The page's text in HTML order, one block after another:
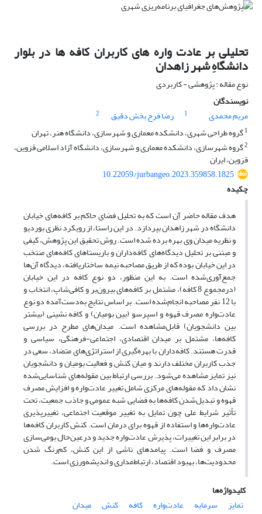
تحلیلی بر عادت واره های کاربران کافه ها در بلوار
دانشگاهِ شهر زاهدان
نوع مقاله : پژوهشی - کاربردی
نویسندگان
مریم محمدی
1 رضا فرح بخش دقیق
2
1گروه طراحی شهری، دانشکده معماری و شهرسازی، دانشگاه هنر، تهران
2گروه شهرسازی، دانشکده معماری و شهرسازی، دانشگاه آزاد اسلامی قزوین،
قزوین، ایران
10.22059/jurbangeo.2023.359858.1825
چکیده
هدف مقاله حاضر آن است که به تحلیل فضای حاکم بر کافه‌های خیابان
دانشگاه در شهر زاهدان بپردازد. در این راستا، از رویکرد نظری بوردیو
و نظریه میدان وی بهره برده شده است. روش تحقیق این پژوهش، کیفی
و مبتنی بر تحلیل دیدگاه‌های کافه‌داران و باریستاهای کافه‌های منتخب
در این خیابان بوده که از طریق مصاحبه نیمه ساختاریافته، دیدگاه آن‌ها
جمع‌آوری‌شده است. به این منظور، دو نوع کافه در این خیابان
(درمجموع 8 کافه)، مشتمل بر کافه‌های بیرون‌بر و کافی‌شاپ، انتخاب و
با 12 نفر مصاحبه انجام‌شده است. بر اساس نتایج به‌دست‌آمده دو نوع
عادت‌واره مصرف قهوه و اسپرسو (بین بومیان) و کافه نشینی (بیشتر
بین دانشجویان) قابل‌مشاهده است. میدان‌های مطرح در بررسی
کافه‌ها، مشتمل بر میدان اقتصادی، اجتماعی-فرهنگی، سیاسی و
قدرت هستند. کافه‌داران با بهره‌گیری از استراتژی‌های متضاد، سعی در
جذب کاربران مختلف دارند و میان کنش و فعالیت بومیان و دانشجویان
نیز تمایز مشاهده می‌شود. بررسی ارتباط بین مقوله‌های شناسایی‌شده
نشان داد که مقوله‌های مرکزی شامل تغییر عادت‌واره و افزایش مصرف
قهوه و تبدیل‌شدن کافه‌ها به فضایی شبه عمومی و جاذب جمعیت، تحت
تأثیر شرایط علی چون تمایل به تغییر موقعیت اجتماعی، تغییرپذیری
عادت‌واره‌ها و استفاده از قهوه برای درمان است. کنش کاربران کافه‌ها
در برابر این تغییرات، پذیرش عادت‌واره جدید و درعین‌حال بومی‌سازی
مصرف و فضا است. پیامدهای ناشی از این کنش، کم‌رنگ شدن
محدودیت‌ها، بهبود اقتصاد، ارتباط‌مداری و اندیشه‌ورزی است.
کلیدواژه‌ها
تمایز
سرمایه عادت‌واره کافه کنش میدان